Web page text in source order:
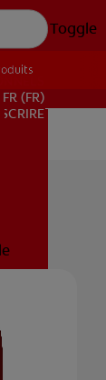
Toggle
DENTAIRE
FR (FR)